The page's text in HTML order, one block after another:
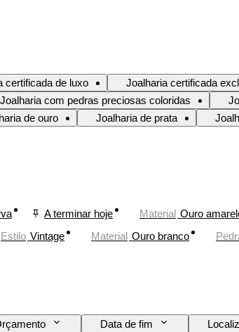
certificada de luxo Joalharia certificada
Joalharia com pedras preciosas coloridas
de ouro Joalharia de prata
A terminar hoje Material Ouro
Estilo Vintage Material Ouro branco
Data de fim